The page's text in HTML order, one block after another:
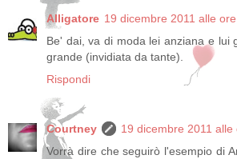
Alligatore 19 dicembre 2011 alle
Be' dai, va di moda lei anziana e lui
grande (invidiata da tante).
Rispondi
Courtney
19 dicembre 2011 alle
Vorrà dire che seguirò l'esempio di